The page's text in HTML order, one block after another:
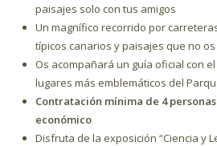
paisajes solo con tus amigos
Un magnífico recorrido por
típicos canarios y paisajes que no
Os acompañará un guía oficial con
lugares más emblemáticos del
Contratación mínima de 4
económico
Disfruta de la exposición “Ciencia y